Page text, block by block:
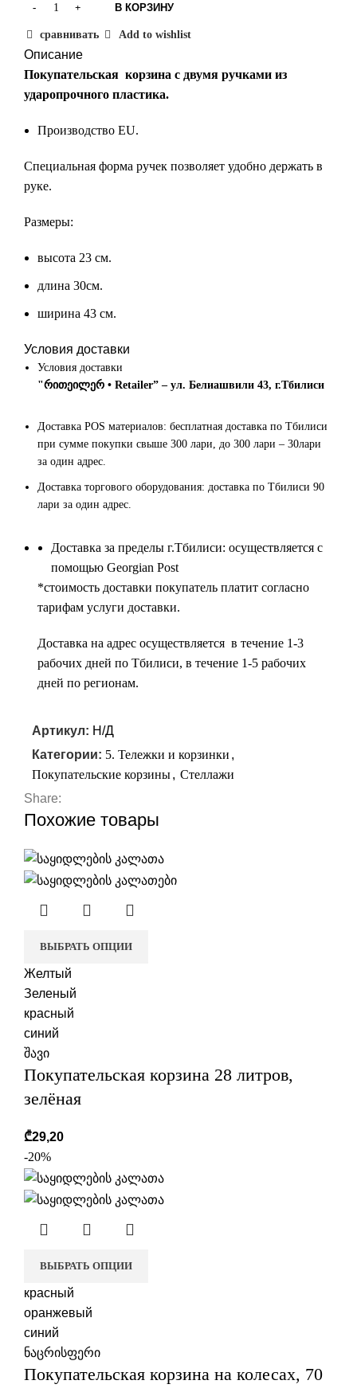
В КОРЗИНУ
сравнивать Add to wishlist
Описание
Покупательская корзина с двумя ручками из
ударопрочного пластика.
Производство EU.
Специальная форма ручек позволяет удобно держать в
руке.
Размеры:
высота 23 см.
длина 30см.
ширина 43 см.
Условия доставки
Условия доставки
"რითეილერ • Retailer” – ул. Белиашвили 43, г.Тбилиси
Доставка POS материалов: бесплатная доставка по Тбилиси
при сумме покупки свыше 300 лари, до 300 лари – 30лари
за один адрес.
Доставка торгового оборудования: доставка по Тбилиси 90
лари за один адрес.
Доставка за пределы г.Тбилиси: осуществляется с
помощью Georgian Post
*cтоимость доставки покупатель платит согласно
тарифам услуги доставки.
Доставка на адрес осуществляется в течение 1-3
рабочих дней по Тбилиси, в течение 1-5 рабочих
дней по регионам.
Артикул: Н/Д
Категории: 5. Тележки и корзинки ,
Покупательские корзины, Стеллажи
Share:
Похожие товары
ВЫБРАТЬ ОПЦИИ
Желтый
Зеленый
красный
синий
შავი
Покупательская корзина 28 литров,
зелёная
₾29,20
-20%
ВЫБРАТЬ ОПЦИИ
красный
оранжевый
синий
ნაცრისფერი
Покупательская корзина на колесах, 70